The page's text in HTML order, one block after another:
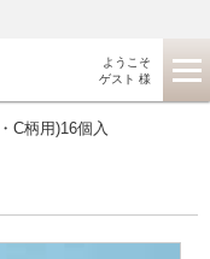
ようこそ
ゲスト 様
C柄用)16個入